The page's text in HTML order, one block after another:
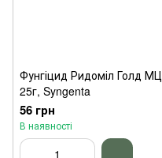
Фунгіцид Ридоміл Голд МЦ
25г, Syngenta
56 грн
В наявності